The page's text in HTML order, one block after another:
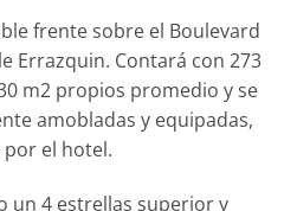
frente sobre el Boulevard
Errazquin. Contará con 273
m2 propios promedio y se
amobladas y equipadas,
el hotel.
un 4 estrellas superior y